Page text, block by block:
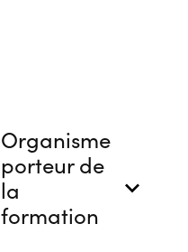
Organisme
porteur de
la
formation